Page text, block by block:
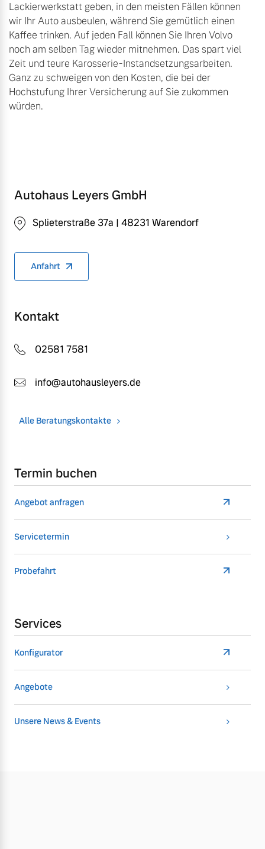
Lackierwerkstatt geben, in den meisten Fällen können
wir Ihr Auto ausbeulen, während Sie gemütlich einen
Kaffee trinken. Auf jeden Fall können Sie Ihren Volvo
noch am selben Tag wieder mitnehmen. Das spart viel
Zeit und teure Karosserie-Instandsetzungsarbeiten.
Ganz zu schweigen von den Kosten, die bei der
Hochstufung Ihrer Versicherung auf Sie zukommen
würden.
Autohaus Leyers GmbH
Splieterstraße 37a | 48231 Warendorf
Anfahrt
Kontakt
02581 7581
info@autohausleyers.de
Alle Beratungskontakte
Termin buchen
Angebot anfragen
Servicetermin
Probefahrt
Services
Konfigurator
Angebote
Unsere News & Events